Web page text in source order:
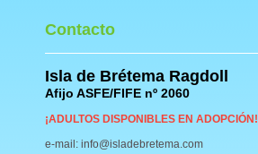
Contacto
Isla de Brétema Ragdoll
Afijo ASFE/FIFE nº 2060
¡ADULTOS DISPONIBLES EN ADOPCIÓN!
e-mail: info@isladebretema.com